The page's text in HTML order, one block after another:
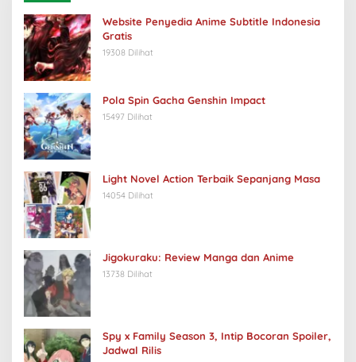
Website Penyedia Anime Subtitle Indonesia
Gratis
19308 Dilihat
Pola Spin Gacha Genshin Impact
15497 Dilihat
Light Novel Action Terbaik Sepanjang Masa
14054 Dilihat
Jigokuraku: Review Manga dan Anime
13738 Dilihat
Spy x Family Season 3, Intip Bocoran Spoiler,
Jadwal Rilis